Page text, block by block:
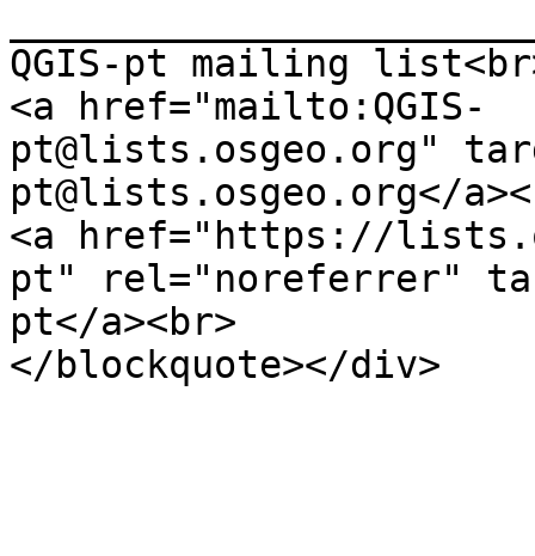
QGIS-pt mailing
<a href="mailto:QGIS-
pt@lists.osgeo.org"
pt@lists.osgeo.org</
<a href="https://
pt" rel="noreferrer"
pt</a><br>
</blockquote></div>